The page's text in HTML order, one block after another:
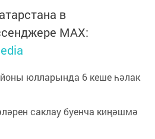
в
MАХ:
юлларында 6 кеше һәлак
саклау буенча киңәшмә